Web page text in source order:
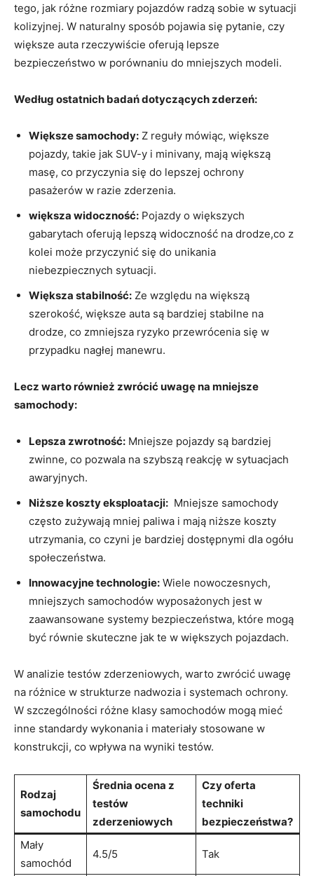
tego, ⁤jak różne rozmiary pojazdów radzą ​sobie⁣ w sytuacji
kolizyjnej. W ‍naturalny sposób ⁣pojawia ​się pytanie, czy
większe ⁤auta ‌rzeczywiście ⁤oferują⁤ lepsze
bezpieczeństwo⁤ w porównaniu do mniejszych modeli.
Według ostatnich badań ‌dotyczących zderzeń:
Większe samochody: ‌Z reguły mówiąc, większe
pojazdy, takie jak ⁣SUV-y i minivany, mają większą
masę,⁣ co przyczynia się do lepszej ochrony
pasażerów ⁣w razie zderzenia.
większa ⁢widoczność: Pojazdy ​o większych
gabarytach oferują lepszą⁣ widoczność ‍na drodze,co z
kolei może​ przyczynić się do unikania
niebezpiecznych sytuacji.
Większa stabilność: Ze ⁣względu na większą‍
szerokość, większe​ auta​ są bardziej ‌stabilne⁣ na
drodze,⁣ co ⁤zmniejsza ‌ryzyko przewrócenia się ⁤w
przypadku ‌nagłej manewru.
Lecz warto również zwrócić uwagę na mniejsze‌
samochody:
Lepsza zwrotność: Mniejsze ⁢pojazdy są⁣ bardziej
zwinne,‌ co ⁣pozwala ‍na szybszą reakcję ⁤w ⁢sytuacjach
awaryjnych.
Niższe koszty ⁢eksploatacji: ‍ Mniejsze samochody
często zużywają mniej ​paliwa⁣ i mają niższe ​koszty
utrzymania, co czyni‌ je bardziej ‌dostępnymi dla ⁤ogółu
społeczeństwa.
Innowacyjne technologie: ⁣Wiele nowoczesnych,
mniejszych samochodów⁤ wyposażonych‌ jest w​
zaawansowane systemy bezpieczeństwa, które mogą
⁤być równie skuteczne‌ jak‍ te w większych pojazdach.
W analizie‌ testów zderzeniowych, warto zwrócić uwagę
na różnice w‌ strukturze​ nadwozia i systemach ochrony.
W szczególności różne‌ klasy samochodów mogą mieć
‌inne standardy wykonania i materiały ⁣stosowane w
konstrukcji, co wpływa na wyniki testów.
Rodzaj
samochodu
Średnia ⁤ocena z‍
testów
zderzeniowych
Czy oferta
techniki
⁤bezpieczeństwa?
Mały
samochód
4.5/5 Tak